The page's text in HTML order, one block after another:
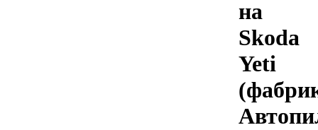
на
Skoda
Yeti